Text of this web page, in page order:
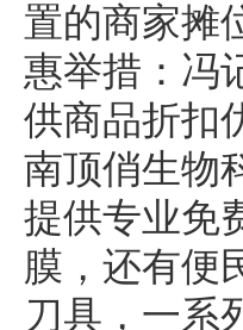
置的商家摊
惠举措：冯
供商品折扣
南顶俏生物
提供专业免
膜，还有便
刀具，一系